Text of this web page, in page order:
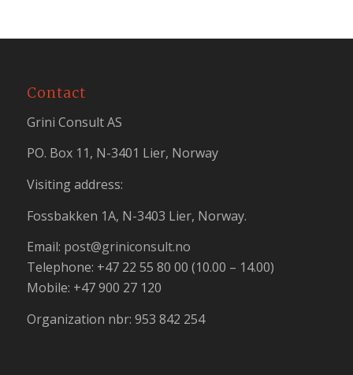
Contact
Grini Consult AS
PO. Box 11, N-3401 Lier, Norway
Visiting address:
Fossbakken 1A, N-3403 Lier, Norway.
Email: post@griniconsult.no
Telephone: +47 22 55 80 00 (10.00 – 14.00)
Mobile: +47 900 27 120
Organization nbr: 953 842 254